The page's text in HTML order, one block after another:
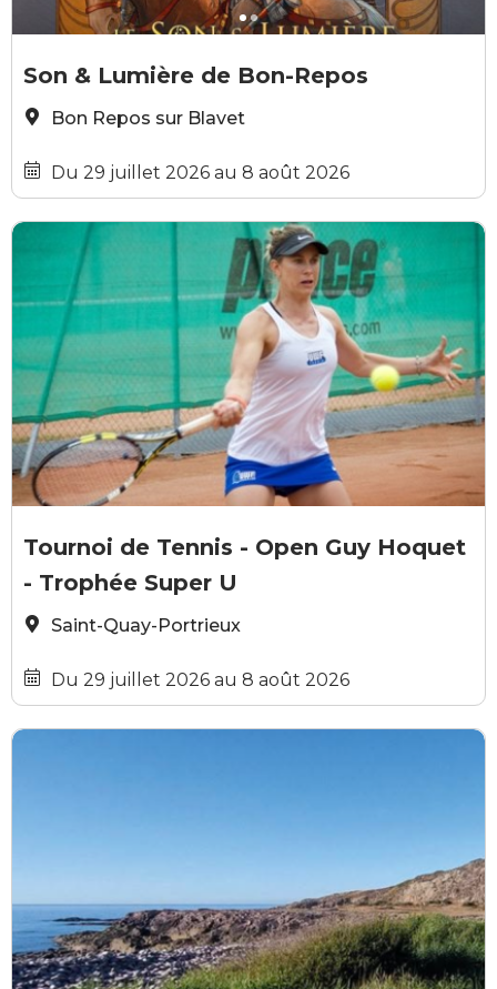
Erwan Seure Le Bihan
Son & Lumière de Bon-Repos
Bon Repos sur Blavet
Du 29 juillet 2026 au 8 août 2026
Tournoi de Tennis - Open Guy Hoquet
- Trophée Super U
Saint-Quay-Portrieux
Du 29 juillet 2026 au 8 août 2026